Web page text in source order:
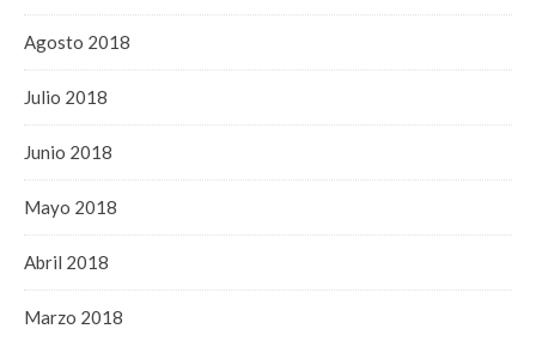
Agosto 2018
Julio 2018
Junio 2018
Mayo 2018
Abril 2018
Marzo 2018